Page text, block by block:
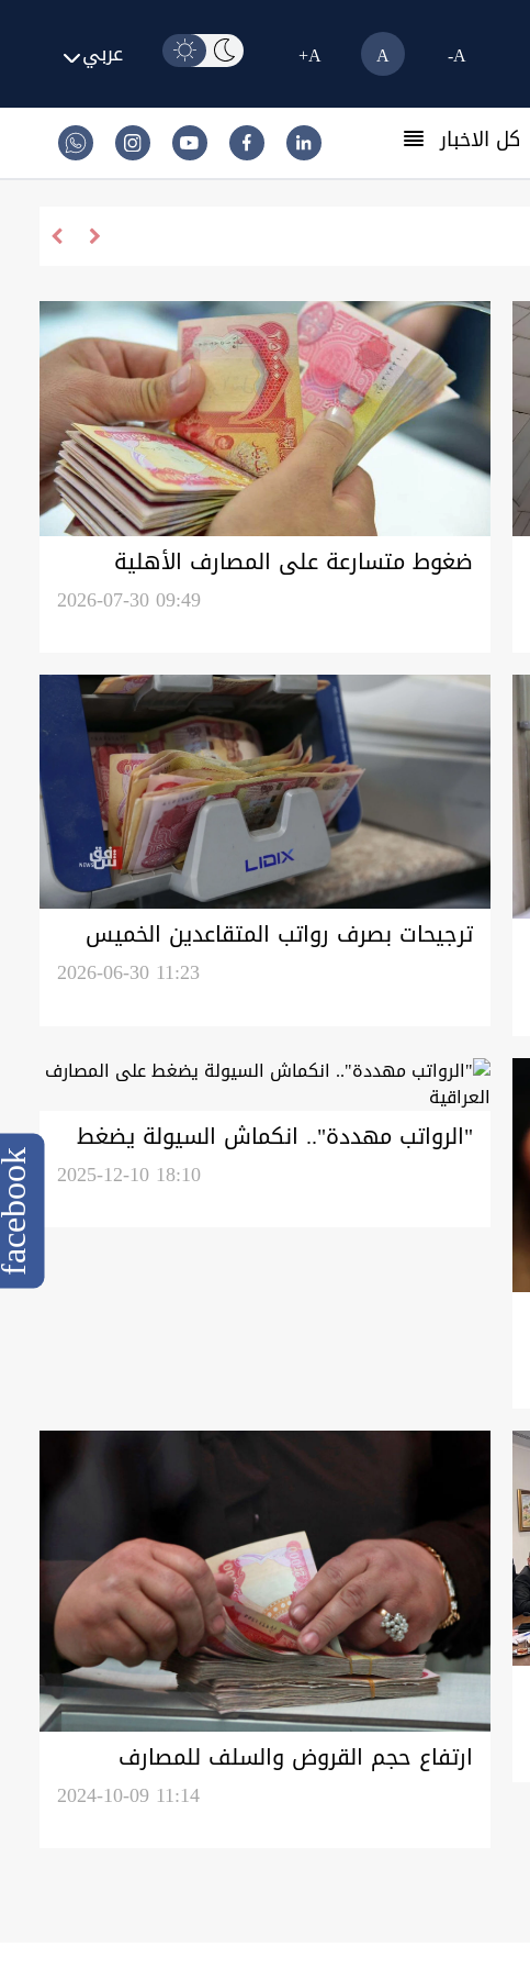
A-
A
A+ عربي
كل الاخبار
بغداد.. اجتماع أمني موسع لتطبيق توجيهات الزيدي ورفع الجاهزية
ضغوط متسارعة على المصارف الأهلية
العراقية لاستكمال متطلبات الفيدرالي
2026-07-30 09:49
ترجيحات بصرف رواتب المتقاعدين الخميس
2026-06-30 11:23
"الرواتب مهددة".. انكماش السيولة يضغط
2025-12-10 18:10
ارتفاع حجم القروض والسلف للمصارف
2024-10-09 11:14